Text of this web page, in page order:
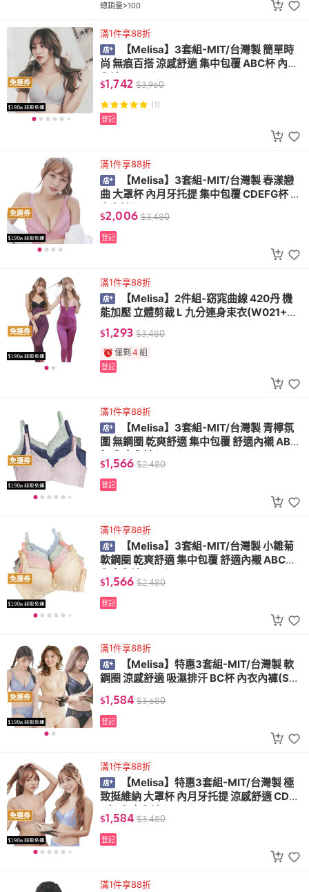
總銷量>100
免運券
滿1件享88折
【Melisa】3套組-MIT/台灣製 簡單時
尚 無痕百搭 涼感舒適 集中包覆 ABC杯 內衣
內褲(R057)
$1,742 $3,960
(1)
登記
免運券
滿1件享88折
【Melisa】3套組-MIT/台灣製 春漾戀
曲 大罩杯 內月牙托提 集中包覆 CDEFG杯 內
衣內褲(B888)
$2,006 $3,480
登記
免運券
滿1件享88折
【Melisa】2件組-窈窕曲線 420丹 機
能加壓 立體剪裁 L 九分連身束衣(W021+W
027)
$1,293 $3,480
僅剩 4 組
登記
免運券
滿1件享88折
【Melisa】3套組-MIT/台灣製 青檸氛
圍 無鋼圈 乾爽舒適 集中包覆 舒適內襯 ABC
杯 內衣內褲(B60)
$1,566 $2,480
登記
免運券
滿1件享88折
【Melisa】3套組-MIT/台灣製 小雛菊
軟鋼圈 乾爽舒適 集中包覆 舒適內襯 ABC杯
內衣內褲(L60)
$1,566 $2,480
登記
免運券
滿1件享88折
【Melisa】特惠3套組-MIT/台灣製 軟
鋼圈 涼感舒適 吸濕排汗 BC杯 內衣內褲(S07
+S09+B031)
$1,584 $3,680
登記
免運券
滿1件享88折
【Melisa】特惠3套組-MIT/台灣製 極
致挺維納 大罩杯 內月牙托提 涼感舒適 CDEF
G杯 內衣內褲(B816)
$1,584 $3,480
登記
滿1件享88折